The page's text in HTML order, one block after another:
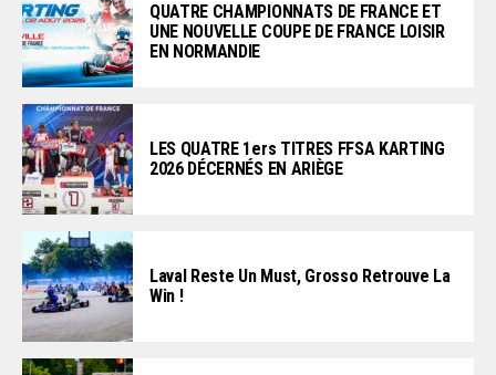
QUATRE CHAMPIONNATS DE FRANCE ET
UNE NOUVELLE COUPE DE FRANCE LOISIR
EN NORMANDIE
LES QUATRE 1ers TITRES FFSA KARTING
2026 DÉCERNÉS EN ARIÈGE
Laval Reste Un Must, Grosso Retrouve La
Win !